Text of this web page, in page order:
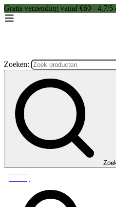
Gratis verzending vanaf €60 - 4,7/
Zoeken: